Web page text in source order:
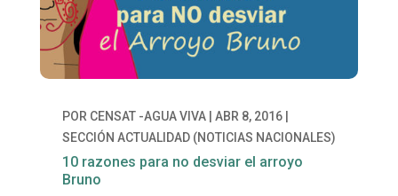
POR CENSAT -AGUA VIVA| ABR 8, 2016|
SECCIÓN ACTUALIDAD (NOTICIAS NACIONALES)
10 razones para no desviar el arroyo
Bruno